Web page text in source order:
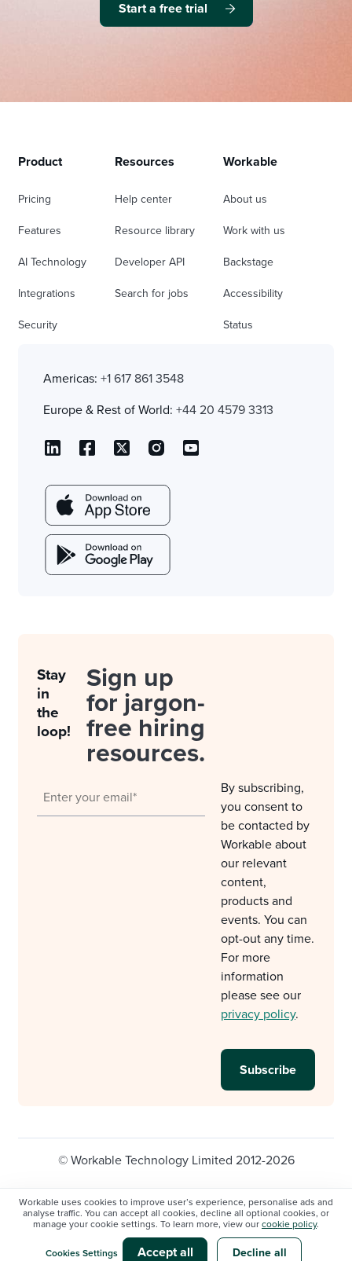
Workable uses cookies to improve user’s experience, personalise ads and
analyse traffic. You can accept all cookies, decline all optional cookies, or
manage your cookie settings. To learn more, view our cookie policy.
Cookies Settings Accept all Decline all
Start a free trial
Product
Pricing
Features
AI Technology
Integrations
Security
Resources
Help center
Resource library
Developer API
Search for jobs
Workable
About us
Work with us
Backstage
Accessibility
Status
Americas: +1 617 861 3548
Europe & Rest of World: +44 20 4579 3313
Stay
in
the
loop!
Sign up
for jargon-
free hiring
resources.
By subscribing,
you consent to
be contacted by
Workable about
our relevant
content,
products and
events. You can
opt-out any time.
For more
information
please see our
privacy policy.
© Workable Technology Limited 2012-2026
Privacy policy
Cookie Settings
Do not sell/share my personal information
Modern slavery statement